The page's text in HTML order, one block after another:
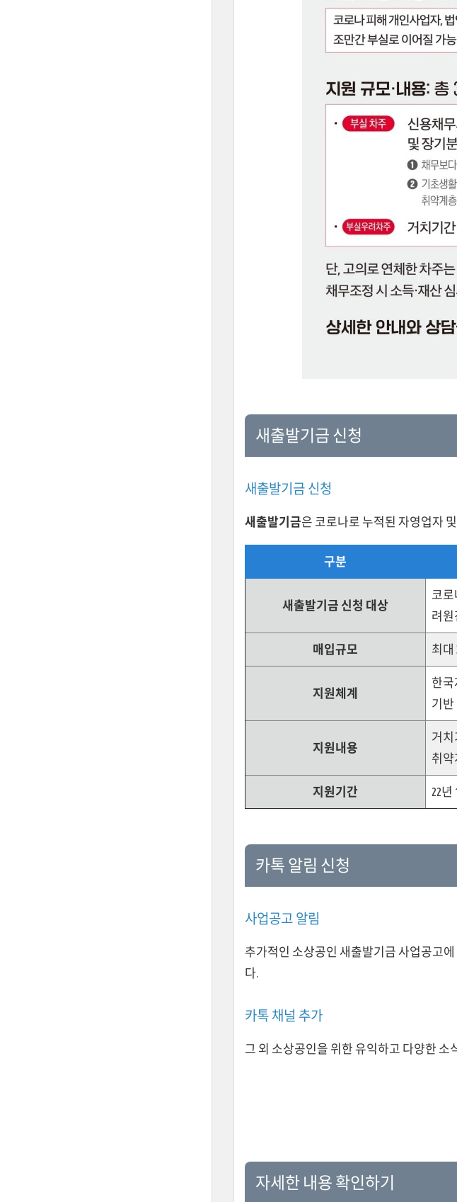
새출발기금 신청
새출발기금 신청
새출발기금은 코로나로 누적된 자영업자
구분
새출발기금 신청 대상
코로
려원
매입규모 최대
지원체계
한국
기반
지원내용
거치
취약
지원기간 22
카톡 알림 신청
사업공고 알림
추가적인 소상공인 새출발기금 사업공고
다.
카톡 채널 추가
그 외 소상공인을 위한 유익하고 다양한 소
자세한 내용 확인하기